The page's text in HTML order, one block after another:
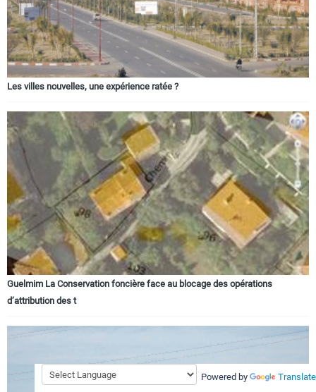
Les villes nouvelles, une expérience ratée ?
Guelmim La Conservation foncière face au blocage des opérations
d’attribution des t
Powered by Translate